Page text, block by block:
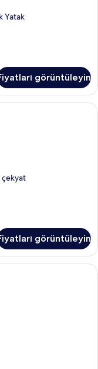
Yatak
görüntüleyin
Suite | Minibar,
çekyat
görüntüleyin
kasa, dizüstü